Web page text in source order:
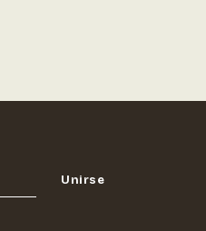
Unirse